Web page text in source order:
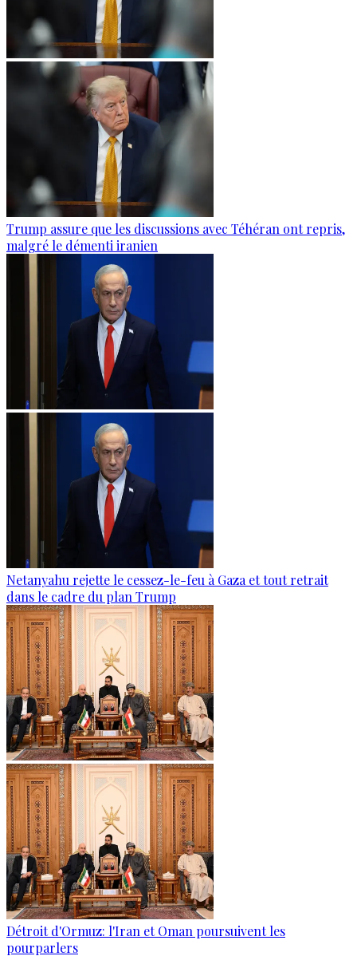
Trump assure que les discussions avec Téhéran ont repris,
malgré le démenti iranien
Netanyahu rejette le cessez-le-feu à Gaza et tout retrait
dans le cadre du plan Trump
Détroit d'Ormuz: l'Iran et Oman poursuivent les
pourparlers